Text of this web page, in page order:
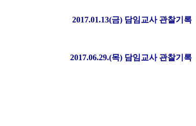
2017.01.13(금) 담임교사 관찰기록
2017.06.29.(목) 담임교사 관찰기록